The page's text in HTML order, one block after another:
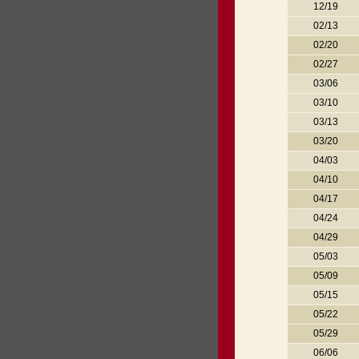
12/19
02/13
02/20
02/27
03/06
03/10
03/13
03/20
04/03
04/10
04/17
04/24
04/29
05/03
05/09
05/15
05/22
05/29
06/06